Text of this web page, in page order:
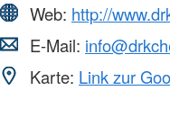
Web: http://
E-Mail:
Karte: Link zur